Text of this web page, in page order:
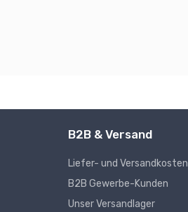
B2B & Versand
Liefer- und Versandkosten
B2B Gewerbe-Kunden
Unser Versandlager